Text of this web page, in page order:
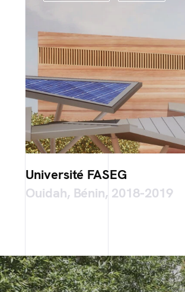
Université FASEG
Ouidah, Bénin, 2018-2019